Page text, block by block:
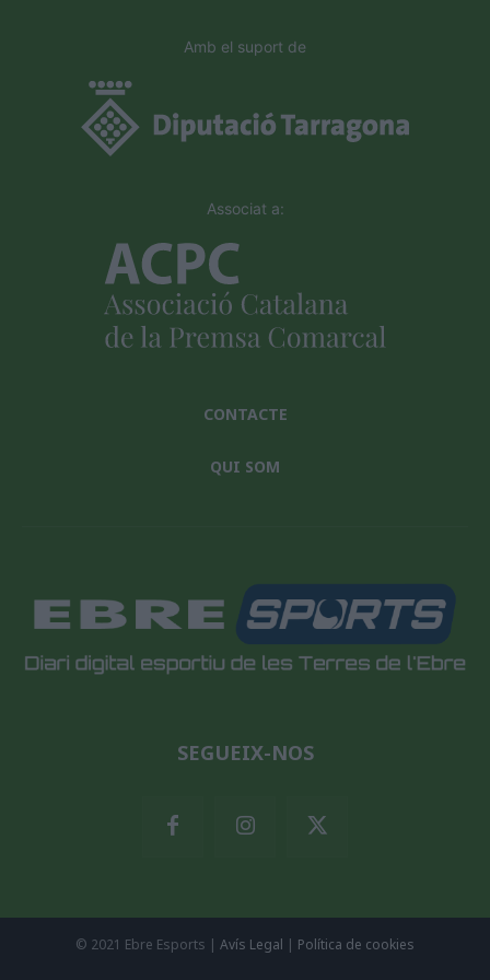
Amb el suport de
Associat a:
CONTACTE
QUI SOM
SEGUEIX-NOS
© 2021 Ebre Esports | Avís Legal | Política de cookies